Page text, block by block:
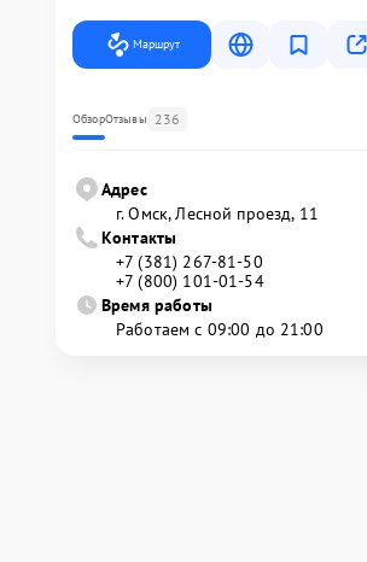
Маршрут
ОбзорОтзывы 236
Адрес
г. Омск, ​Лесной проезд, 11
Контакты
+7 (381) 267-81-50
+7 (800) 101-01-54
Время работы
Работаем с 09:00 до 21:00